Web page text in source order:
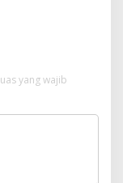
yang wajib